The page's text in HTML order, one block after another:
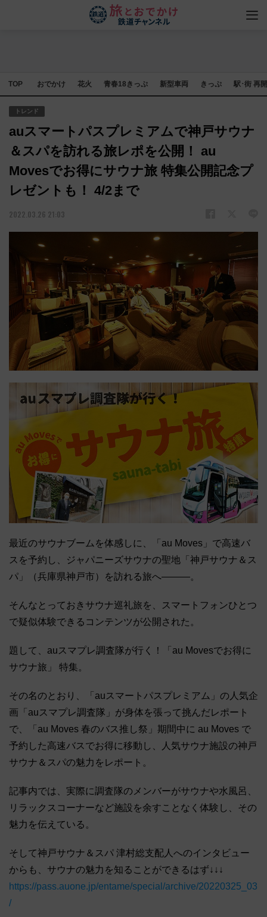
TOP おでかけ 花火 青春18きっぷ 新型車両 きっぷ 駅･街 再
トレンド
auスマートパスプレミアムで神戸サウナ
＆スパを訪れる旅レポを公開！ au
Movesでお得にサウナ旅 特集公開記念プ
レゼントも！ 4/2まで
2022.03.26 21:03
最近のサウナブームを体感しに、「au Moves」で高速バ
スを予約し、ジャパニーズサウナの聖地「神戸サウナ＆ス
パ」（兵庫県神戸市）を訪れる旅へ―――。
そんなとっておきサウナ巡礼旅を、スマートフォンひとつ
で疑似体験できるコンテンツが公開された。
題して、auスマプレ調査隊が行く！「au Movesでお得に
サウナ旅」 特集。
その名のとおり、「auスマートパスプレミアム」の人気企
画「auスマプレ調査隊」が身体を張って挑んだレポート
で、「au Moves 春のバス推し祭」期間中に au Moves で
予約した高速バスでお得に移動し、人気サウナ施設の神戸
サウナ＆スパの魅力をレポート。
記事内では、実際に調査隊のメンバーがサウナや水風呂、
リラックスコーナーなど施設を余すことなく体験し、その
魅力を伝えている。
そして神戸サウナ＆スパ 津村総支配人へのインタビュー
からも、サウナの魅力を知ることができるはず↓↓↓
https://pass.auone.jp/entame/special/archive/20220325_03
/